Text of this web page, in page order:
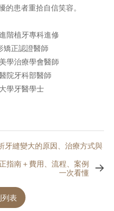
的患者重拾自信笑容。
階植牙專科進修
矯正認證醫師
學治療學會醫師
院牙科部醫師
學牙醫學士
牙縫變大的原因、治療方式與
指南＋費用、流程、案例
一次看懂
列表